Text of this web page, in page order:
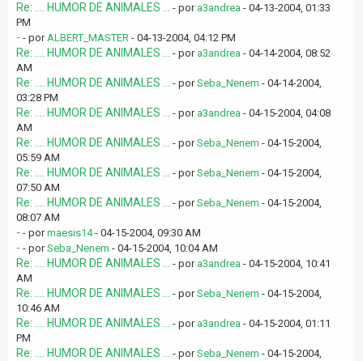
Re: .... HUMOR DE ANIMALES ... - por a3andrea - 04-13-2004, 01:33
PM
- - porALBERT_MASTER - 04-13-2004, 04:12 PM
Re: .... HUMOR DE ANIMALES ... - por a3andrea - 04-14-2004, 08:52
AM
Re: .... HUMOR DE ANIMALES ... - porSeba_Nenem - 04-14-2004,
03:28 PM
Re: .... HUMOR DE ANIMALES ... - por a3andrea - 04-15-2004, 04:08
AM
Re: .... HUMOR DE ANIMALES ... - porSeba_Nenem - 04-15-2004,
05:59 AM
Re: .... HUMOR DE ANIMALES ... - porSeba_Nenem - 04-15-2004,
07:50 AM
Re: .... HUMOR DE ANIMALES ... - porSeba_Nenem - 04-15-2004,
08:07 AM
- - pormaesis14- 04-15-2004, 09:30 AM
- - porSeba_Nenem - 04-15-2004, 10:04 AM
Re: .... HUMOR DE ANIMALES ... - por a3andrea - 04-15-2004, 10:41
AM
Re: .... HUMOR DE ANIMALES ... - porSeba_Nenem - 04-15-2004,
10:46 AM
Re: .... HUMOR DE ANIMALES ... - por a3andrea - 04-15-2004, 01:11
PM
Re: .... HUMOR DE ANIMALES ... - porSeba_Nenem - 04-15-2004,